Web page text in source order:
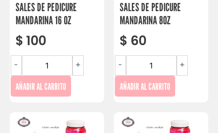
SALES DE PEDICURE
MANDARINA 16 OZ
$ 100
- +
AÑADIR AL CARRITO
SALES DE PEDICURE
MANDARINA 8OZ
$ 60
- +
AÑADIR AL CARRITO